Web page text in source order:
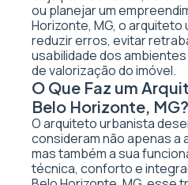
ou planejar um
Horizonte, MG, o
reduzir erros, evitar
usabilidade dos
de valorização do imóvel.
O Que Faz um
Belo Horizonte, MG?
O arquiteto urbanista
consideram não apenas a
mas também a sua
técnica, conforto e